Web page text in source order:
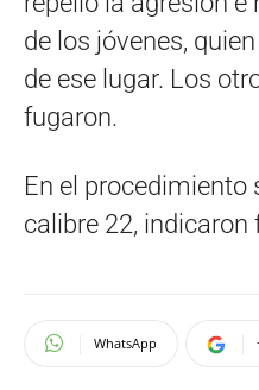
de los jóvenes,
de ese lugar. Los
fugaron.
En el procedimiento
calibre 22, indicaron
WhatsApp